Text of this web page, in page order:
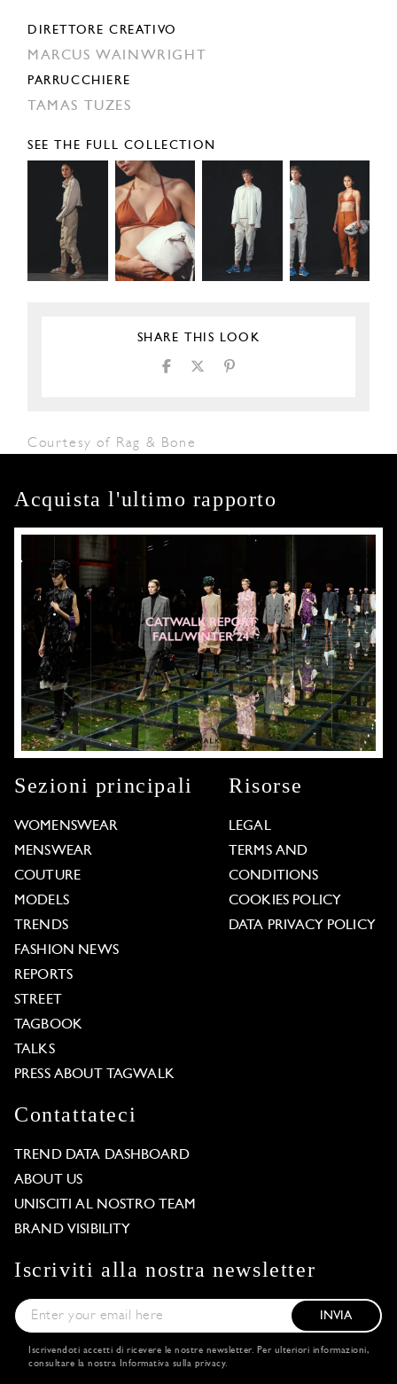
DIRETTORE CREATIVO
MARCUS WAINWRIGHT
PARRUCCHIERE
TAMAS TUZES
SEE THE FULL COLLECTION
SHARE THIS LOOK
Courtesy of Rag & Bone
Acquista l'ultimo rapporto
Sezioni principali
WOMENSWEAR
MENSWEAR
COUTURE
MODELS
TRENDS
FASHION NEWS
REPORTS
STREET
TAGBOOK
TALKS
PRESS ABOUT TAGWALK
Risorse
LEGAL
TERMS AND
CONDITIONS
COOKIES POLICY
DATA PRIVACY POLICY
Contattateci
TREND DATA DASHBOARD
ABOUT US
UNISCITI AL NOSTRO TEAM
BRAND VISIBILITY
Iscriviti alla nostra newsletter
INVIA
Iscrivendoti accetti di ricevere le nostre newsletter. Per ulteriori informazioni,
consultare la nostra
Informativa sulla privacy.